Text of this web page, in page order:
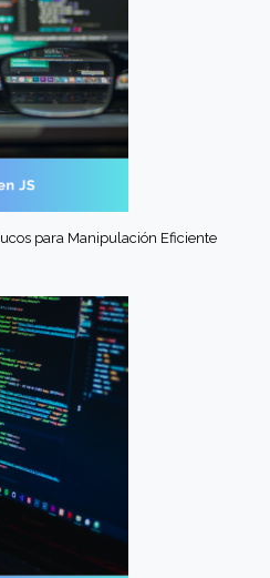
para Manipulación Eficiente